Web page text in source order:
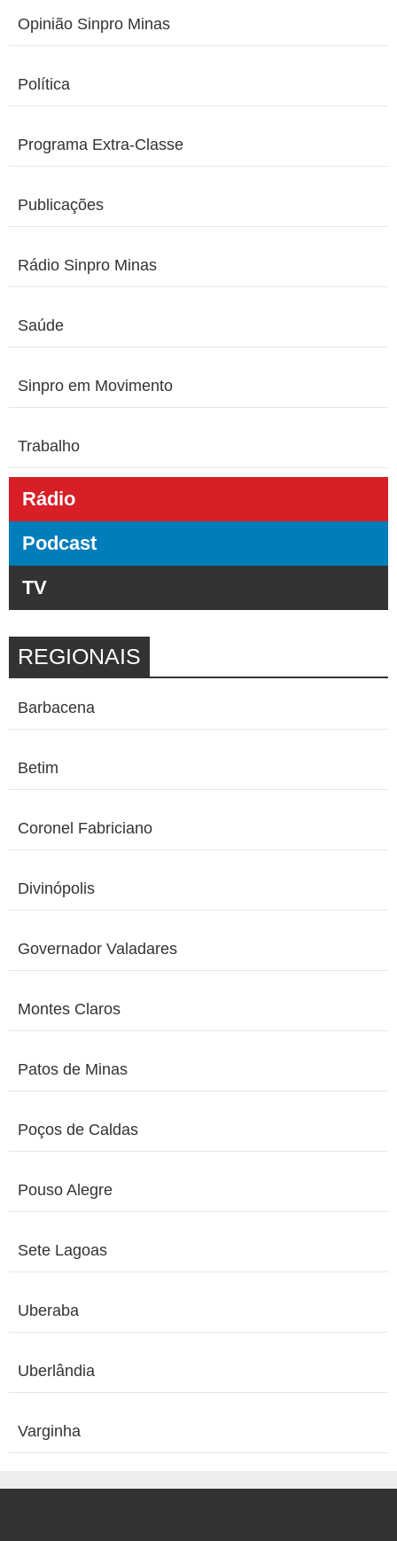
Opinião Sinpro Minas
Política
Programa Extra-Classe
Publicações
Rádio Sinpro Minas
Saúde
Sinpro em Movimento
Trabalho
Rádio
Podcast
TV
REGIONAIS
Barbacena
Betim
Coronel Fabriciano
Divinópolis
Governador Valadares
Montes Claros
Patos de Minas
Poços de Caldas
Pouso Alegre
Sete Lagoas
Uberaba
Uberlândia
Varginha